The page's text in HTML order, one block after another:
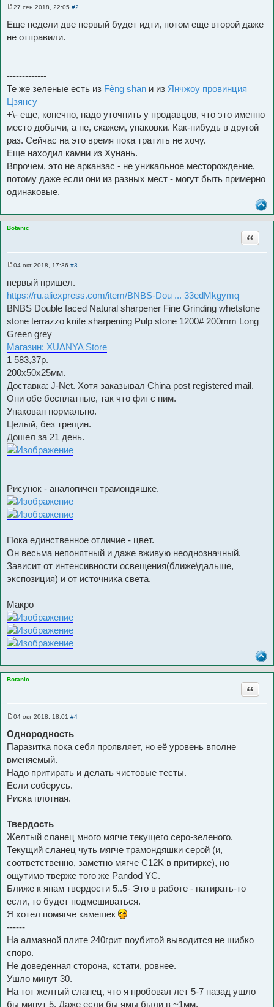
о
б
щ
27 сен 2018, 22:05 #2
Еще недели две первый будет идти, потом еще второй даже
не отправили.
-------------
Те же зеленые есть из Fèng shān и из Янчжоу провинция
Цзянсу
+\- еще, конечно, надо уточнить у продавцов, что это именно
место добычи, а не, скажем, упаковки. Как-нибудь в другой
раз. Сейчас на это время пока тратить не хочу.
Еще находил камни из Хунань.
Впрочем, это не арканзас - не уникальное месторождение,
потому даже если они из разных мест - могут быть примерно
одинаковые.
Botanic
Цитата
о
б
щ
е
и
04 окт 2018, 17:36 #3
первый пришел.
https://ru.aliexpress.com/item/BNBS-Dou ... 33edMkgymq
BNBS Double faced Natural sharpener Fine Grinding whetstone
stone terrazzo knife sharpening Pulp stone 1200# 200mm Long
Green grey
Магазин: XUANYA Store
1 583,37р.
200x50x25мм.
Доставка: J-Net. Хотя заказывал China post registered mail.
Они обе бесплатные, так что фиг с ним.
Упакован нормально.
Целый, без трещин.
Дошел за 21 день.
Рисунок - аналогичен трамондяшке.
Пока единственное отличие - цвет.
Он весьма непонятный и даже вживую неоднозначный.
Зависит от интенсивности освещения(ближе\дальше,
экспозиция) и от источника света.
Макро
Botanic
Цитата
о
б
щ
е
и
04 окт 2018, 18:01 #4
Однородность
Паразитка пока себя проявляет, но её уровень вполне
вменяемый.
Надо притирать и делать чистовые тесты.
Если соберусь.
Риска плотная.
Твердость
Желтый сланец много мягче текущего серо-зеленого.
Текущий сланец чуть мягче трамондяшки серой (и,
соответственно, заметно мягче C12K в притирке), но
ощутимо тверже того же Pandod YC.
Ближе к япам твердости 5..5- Это в работе - натирать-то
если, то будет подмешиваться.
Я хотел помягче камешек
------
На алмазной плите 240грит поубитой выводится не шибко
споро.
Не доведенная сторона, кстати, ровнее.
Ушло минут 30.
На тот желтый сланец, что я пробовал лет 5-7 назад ушло
бы минут 5. Даже если бы ямы были в ~1мм.